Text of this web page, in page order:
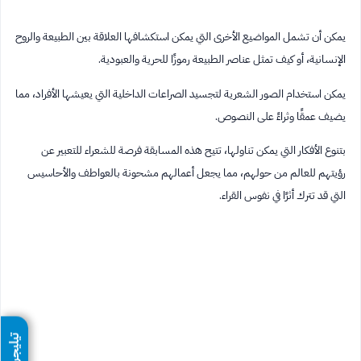
يمكن أن تشمل المواضيع الأخرى التي يمكن استكشافها العلاقة بين الطبيعة والروح
الإنسانية، أو كيف تمثل عناصر الطبيعة رموزًا للحرية والعبودية.
يمكن استخدام الصور الشعرية لتجسيد الصراعات الداخلية التي يعيشها الأفراد، مما
يضيف عمقًا وثراءً على النصوص.
بتنوع الأفكار التي يمكن تناولها، تتيح هذه المسابقة فرصة للشعراء للتعبير عن
رؤيتهم للعالم من حولهم، مما يجعل أعمالهم مشحونة بالعواطف والأحاسيس
التي قد تترك أثرًا في نفوس القراء.